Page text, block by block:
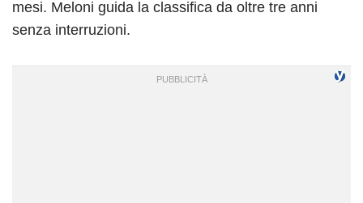
mesi. Meloni guida la classifica da oltre tre anni
senza interruzioni.